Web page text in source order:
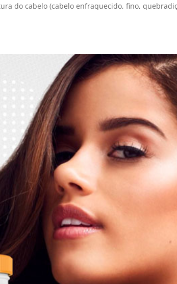
do cabelo (cabelo enfraquecido, fino,